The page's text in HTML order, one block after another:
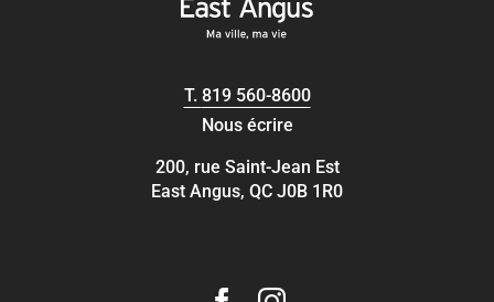
T. 819 560-8600
Nous écrire
200, rue Saint-Jean Est
East Angus, QC J0B 1R0